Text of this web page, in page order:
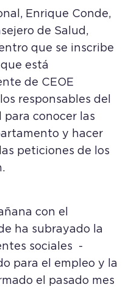
Enrique Conde,
de Salud,
que se inscribe
está
de CEOE
responsables del
conocer las
y hacer
peticiones de los
con el
ha subrayado la
sociales -
para el empleo y la
el pasado mes